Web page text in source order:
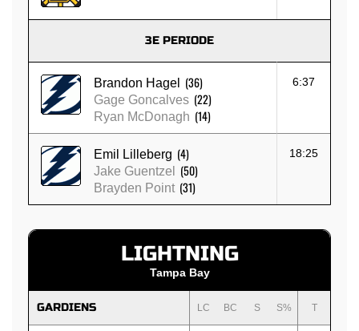
3E PERIODE
Brandon Hagel (36)
Gage Goncalves (22)
Ryan McDonagh (14)
6:37
Emil Lilleberg (4)
Jake Guentzel (50)
Brayden Point (31)
18:25
LIGHTNING
Tampa Bay
GARDIENS LC BC S S% T